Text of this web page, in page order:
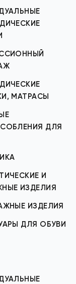
МАТРАСЫ
ДЛЯ
И
ИЗДЕЛИЯ
ИЗДЕЛИЯ
ДЛЯ ОБУВИ